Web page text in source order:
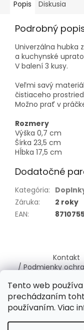
Tento web
prechádzaním
používaním. Viac
Popis Diskusia
Podrobný
Univerzálna hubka
a kuchynské
V balení 3 kusy.
Veľmi savý
čistiaceho
Možno prať v
Rozmery
Výška 0,7 cm
Šírka 23,5 cm
Hĺbka 17,5 cm
Dodatočné
Kategória:
Záruka:
2 roky
EAN:
p
ä
Kontakt
/ Podmienky